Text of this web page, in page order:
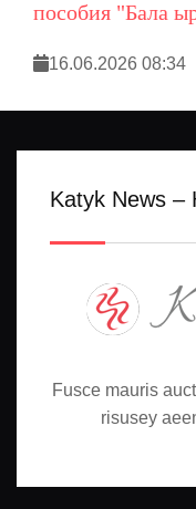
пособия "Бала
16.06.2026 08:34
Katyk News –
Fusce mauris
risusey